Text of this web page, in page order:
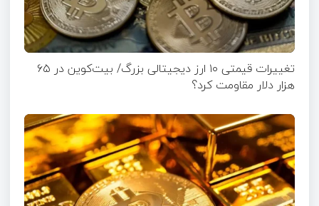
تغییرات قیمتی ۱۰ ارز دیجیتالی بزرگ/ بیت‌کوین در ۶۵
هزار دلار مقاومت کرد؟